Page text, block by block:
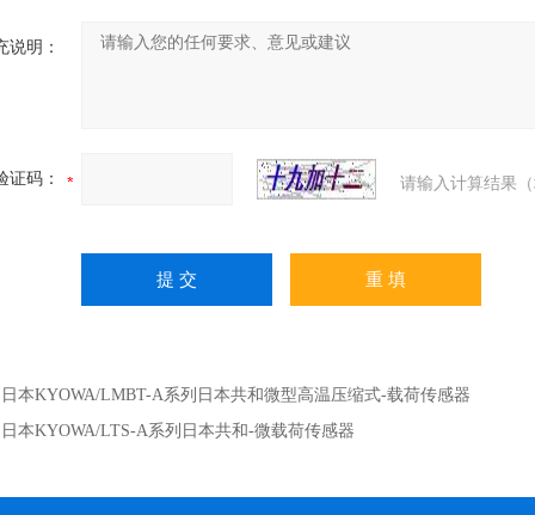
说明：
证码： 请输入计算结果
日本KYOWA/LMBT-A系列日本共和微型高温压缩式-载荷传感器
日本KYOWA/LTS-A系列日本共和-微载荷传感器